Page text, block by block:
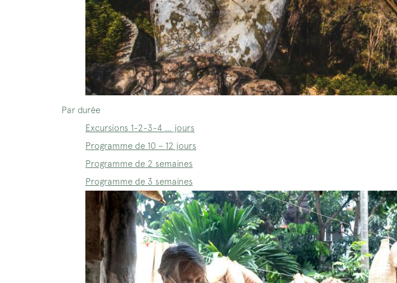
Par durée
Excursions 1-2-3-4 … jours
Programme de 10 – 12 jours
Programme de 2 semaines
Programme de 3 semaines